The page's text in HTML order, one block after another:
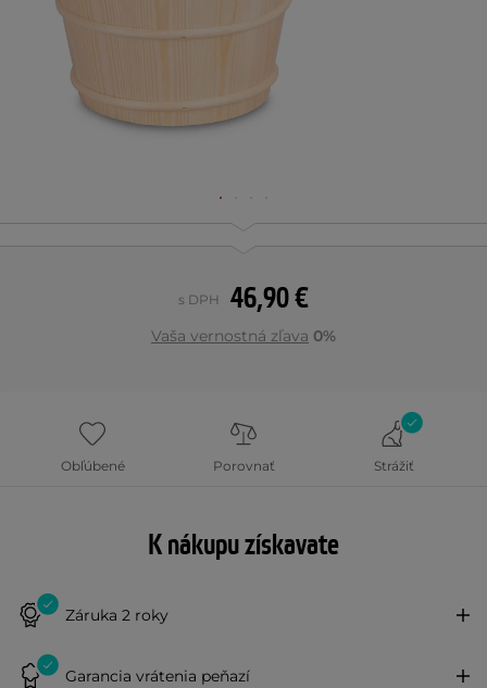
46,90 €
s DPH
Vaša vernostná zľava 0%
Obľúbené Porovnať Strážiť
K nákupu získavate
Záruka 2 roky
Garancia vrátenia peňazí